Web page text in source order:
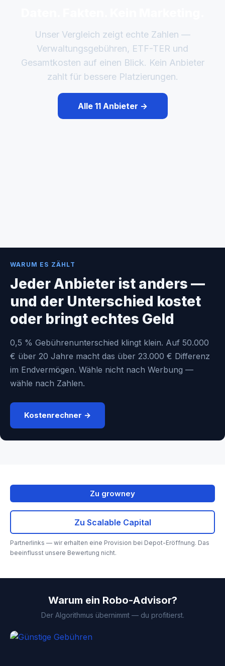
Unser Vergleich zeigt echte Zahlen —
Verwaltungsgebühren, ETF-TER und
Gesamtkosten auf einen Blick. Kein Anbieter
zahlt für bessere Platzierungen.
Alle 11 Anbieter →
WARUM ES ZÄHLT
Jeder Anbieter ist anders —
und der Unterschied kostet
oder bringt echtes Geld
0,5 % Gebührenunterschied klingt klein. Auf 50.000
€ über 20 Jahre macht das über 23.000 € Differenz
im Endvermögen. Wähle nicht nach Werbung —
wähle nach Zahlen.
Kostenrechner →
Zu growney
Zu Scalable Capital
Partnerlinks — wir erhalten eine Provision bei Depot-Eröffnung. Das
beeinflusst unsere Bewertung nicht.
Warum ein Robo-Advisor?
Der Algorithmus übernimmt — du profitierst.